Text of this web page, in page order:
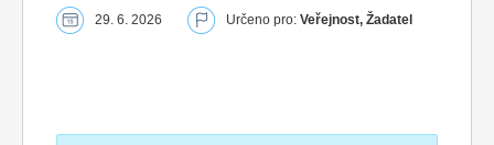
29. 6. 2026 Určeno pro: Veřejnost, Žadatel